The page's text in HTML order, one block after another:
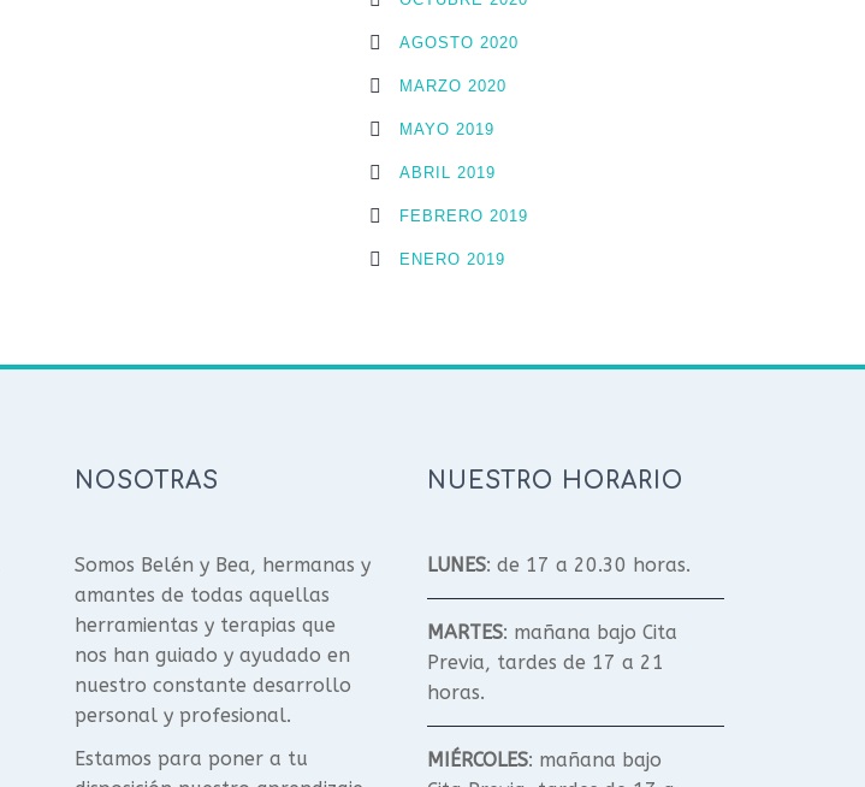
AGOSTO 2020
MARZO 2020
MAYO 2019
ABRIL 2019
FEBRERO 2019
ENERO 2019
NOSOTRAS
Somos Belén y Bea, hermanas y
amantes de todas aquellas
herramientas y terapias que
nos han guiado y ayudado en
nuestro constante desarrollo
personal y profesional.
Estamos para poner a tu
NUESTRO HORARIO
LUNES: de 17 a 20.30 horas.
MARTES: mañana bajo Cita
Previa, tardes de 17 a 21
horas.
MIÉRCOLES: mañana bajo